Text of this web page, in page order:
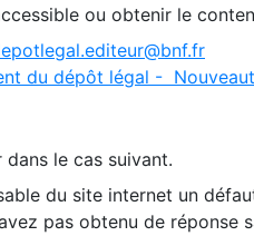
ou obtenir le
du dépôt légal -
le cas suivant.
du site internet un
pas obtenu de réponse